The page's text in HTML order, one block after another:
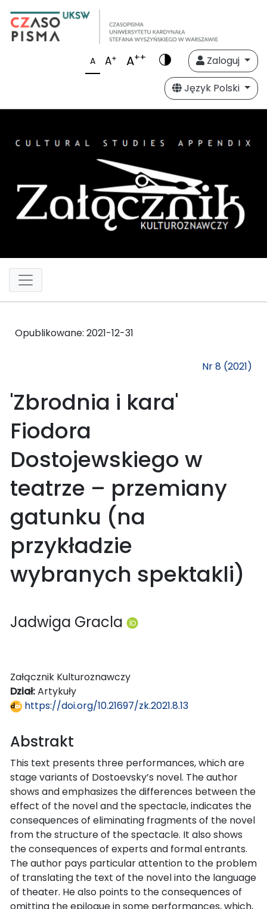
A A+ A++
Zaloguj
Język Polski
Opublikowane: 2021-12-31
Nr 8 (2021)
'Zbrodnia i kara'
Fiodora
Dostojewskiego w
teatrze – przemiany
gatunku (na
przykładzie
wybranych spektakli)
Jadwiga Gracla
Załącznik Kulturoznawczy
Dział:Artykuły
https://doi.org/10.21697/zk.2021.8.13
Abstrakt
This text presents three performances, which are
stage variants of Dostoevsky’s novel. The author
shows and emphasizes the differences between the
effect of the novel and the spectacle, indicates the
consequences of eliminating fragments of the novel
from the structure of the spectacle. It also shows
the consequences of experts and formal entrants.
The author pays particular attention to the problem
of translating the text of the novel into the language
of theater. He also points to the consequences of